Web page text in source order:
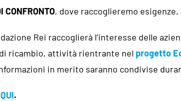
CONFRONTO, dove raccoglieremo
Rei raccoglierà l’interesse delle
ricambio, attività rientrante nel progetto
in merito saranno condivise
QUI.